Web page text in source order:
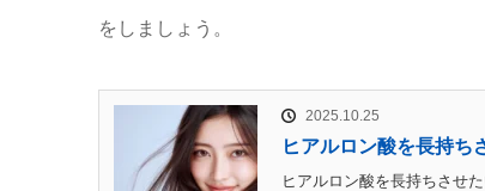
をしましょう。
2025.10.25
ヒアルロン酸を長持ち
ヒアルロン酸を長持ちさせ